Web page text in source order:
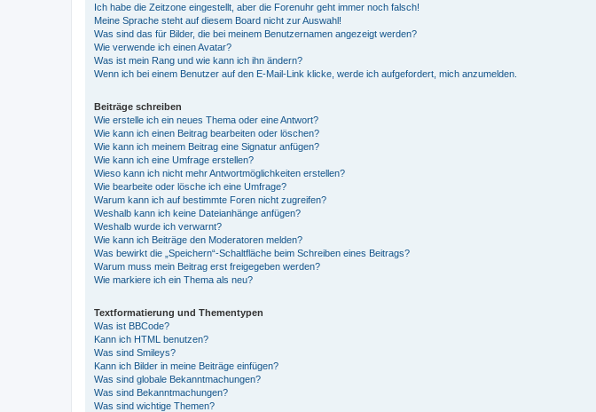
Ich habe die Zeitzone eingestellt, aber die Forenuhr geht immer noch falsch!
Meine Sprache steht auf diesem Board nicht zur Auswahl!
Was sind das für Bilder, die bei meinem Benutzernamen angezeigt werden?
Wie verwende ich einen Avatar?
Was ist mein Rang und wie kann ich ihn ändern?
Wenn ich bei einem Benutzer auf den E-Mail-Link klicke, werde ich aufgefordert, mich anzumelden.
Beiträge schreiben
Wie erstelle ich ein neues Thema oder eine Antwort?
Wie kann ich einen Beitrag bearbeiten oder löschen?
Wie kann ich meinem Beitrag eine Signatur anfügen?
Wie kann ich eine Umfrage erstellen?
Wieso kann ich nicht mehr Antwortmöglichkeiten erstellen?
Wie bearbeite oder lösche ich eine Umfrage?
Warum kann ich auf bestimmte Foren nicht zugreifen?
Weshalb kann ich keine Dateianhänge anfügen?
Weshalb wurde ich verwarnt?
Wie kann ich Beiträge den Moderatoren melden?
Was bewirkt die „Speichern“-Schaltfläche beim Schreiben eines Beitrags?
Warum muss mein Beitrag erst freigegeben werden?
Wie markiere ich ein Thema als neu?
Textformatierung und Thementypen
Was ist BBCode?
Kann ich HTML benutzen?
Was sind Smileys?
Kann ich Bilder in meine Beiträge einfügen?
Was sind globale Bekanntmachungen?
Was sind Bekanntmachungen?
Was sind wichtige Themen?